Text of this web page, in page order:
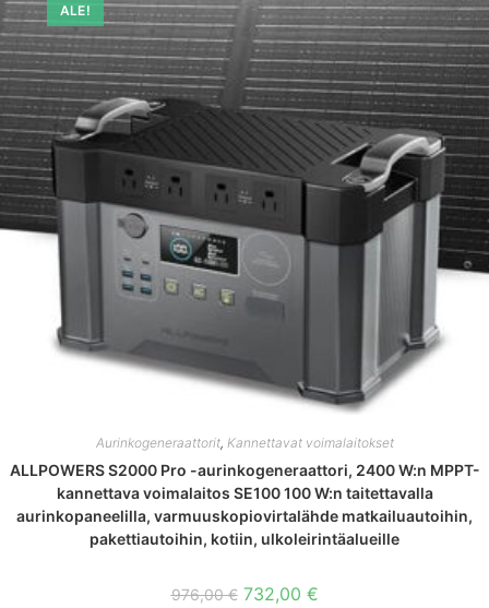
ALE!
Aurinkogeneraattorit, Kannettavat voimalaitokset
ALLPOWERS S2000 Pro -aurinkogeneraattori, 2400 W:n MPPT-
kannettava voimalaitos SE100 100 W:n taitettavalla
aurinkopaneelilla, varmuuskopiovirtalähde matkailuautoihin,
pakettiautoihin, kotiin, ulkoleirintäalueille
976,00€ Alkuperäinen
732,00 €Nykyinen